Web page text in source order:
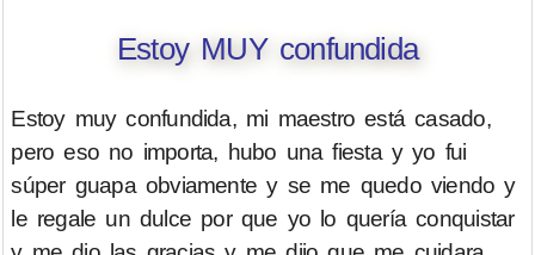
Estoy MUY confundida
Estoy muy confundida, mi maestro está casado,
pero eso no importa, hubo una fiesta y yo fui
súper guapa obviamente y se me quedo viendo y
le regale un dulce por que yo lo quería conquistar